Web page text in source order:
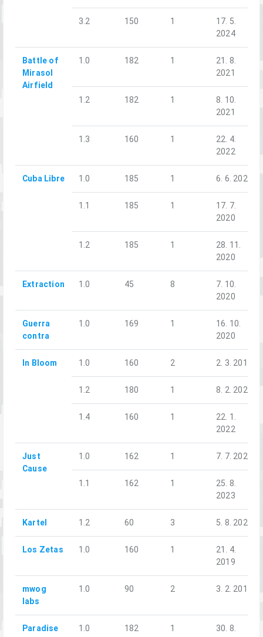
3.2 150 1
17. 5.
2024
Battle of
Mirasol
Airfield
1.0 182 1
21. 8.
2021
1.2 182 1
8. 10.
2021
1.3 160 1
22. 4.
2022
Cuba Libre 1.0 185 1 6. 6. 2020
1.1 185 1
17. 7.
2020
1.2 185 1
28. 11.
2020
Extraction 1.0 45 8
7. 10.
2020
Guerra
contra
1.0 169 1
16. 10.
2020
In Bloom 1.0 160 2 2. 3. 2019
1.2 180 1 8. 2. 2020
1.4 160 1
22. 1.
2022
Just
Cause
1.0 162 1 7. 7. 2023
1.1 162 1
25. 8.
2023
Kartel 1.2 60 3 5. 8. 2020
Los Zetas 1.0 160 1
21. 4.
2019
mwog
labs
1.0 90 2 3. 2. 2019
Paradise
1.0 182 1
30. 8.